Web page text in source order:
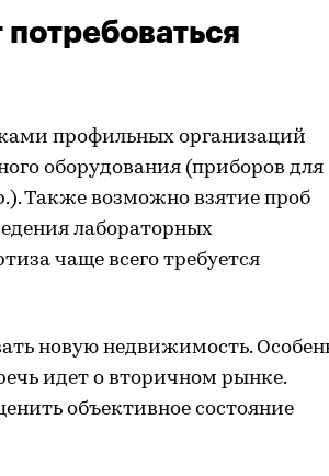
профильных организаций
оборудования (приборов для
Также возможно взятие проб
лабораторных
чаще всего требуется
новую недвижимость.
идет о вторичном рынке.
объективное состояние